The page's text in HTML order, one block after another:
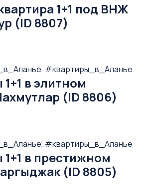
1+1 под ВНЖ
(ID 8807)
в элитном
(ID 8806)
в престижном
(ID 8805)